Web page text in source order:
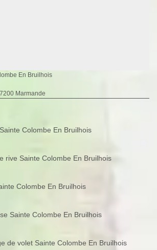
En Bruilhois
Marmande
Colombe En Bruilhois
rive Sainte Colombe En Bruilhois
Colombe En Bruilhois
Sainte Colombe En Bruilhois
de volet Sainte Colombe En Bruilhois